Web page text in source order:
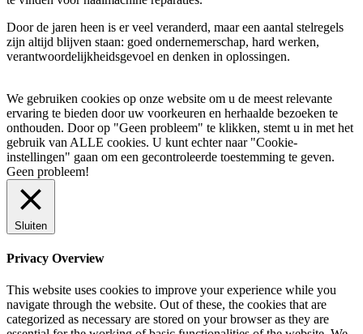
Door de jaren heen is er veel veranderd, maar een aantal stelregels
zijn altijd blijven staan: goed ondernemerschap, hard werken,
verantwoordelijkheidsgevoel en denken in oplossingen.
We gebruiken cookies op onze website om u de meest relevante
ervaring te bieden door uw voorkeuren en herhaalde bezoeken te
onthouden. Door op "Geen probleem" te klikken, stemt u in met het
gebruik van ALLE cookies. U kunt echter naar "Cookie-
instellingen" gaan om een ​​gecontroleerde toestemming te geven.
Geen probleem!
Sluiten
Privacy Overview
This website uses cookies to improve your experience while you
navigate through the website. Out of these, the cookies that are
categorized as necessary are stored on your browser as they are